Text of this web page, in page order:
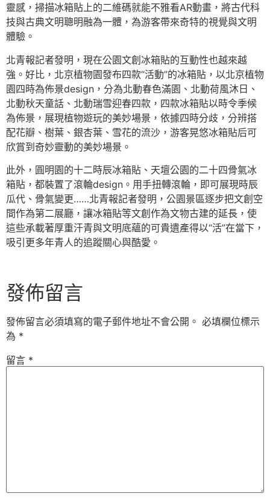
靈感，掃描冰箱貼上的二維碼就能不雅看AR動畫，將古代科
技與古典文明聰明融為一體，為游客帶來奇特的視覺與文明
體驗。
北青報記者發明，現在公園文創冰箱貼的互動性也越來越
強。好比，北京植物園發布四款“活動”的冰箱貼，以北京植物
園四時為佈景design，分為北動春色滿園、北動荷風沐日、
北動秋天童話、北動瑞雪迎春四款，四款冰箱貼以時令季候
為佈景，展現植物遊玩的美妙場景，依據四時分歧，分辨搭
配花瓣、樹葉、銀杏葉、雪花的流沙，游客晃悠冰箱貼后可
欣賞到奇妙靈動的美妙場景。
此外，圓明園的十二時辰冰箱貼、天壇公園的二十四骨氣冰
箱貼，都裝置了滾輪design。用手扭轉滾輪，即可展現時辰
瓜代、骨氣變更……北青報記者發明，公園景區逐步把文創空
間作為第二展廳，讓冰箱貼等文創作為文物古建的延長，使
這些承載著厚重汗青與文明底蘊的可貴遺產得以“活”在當下，
吸引更多年青人的追蹤關心與酷愛。
發佈留言
發佈留言必須填寫的電子郵件地址不會公開。 必填欄位標示
為 *
留言 *